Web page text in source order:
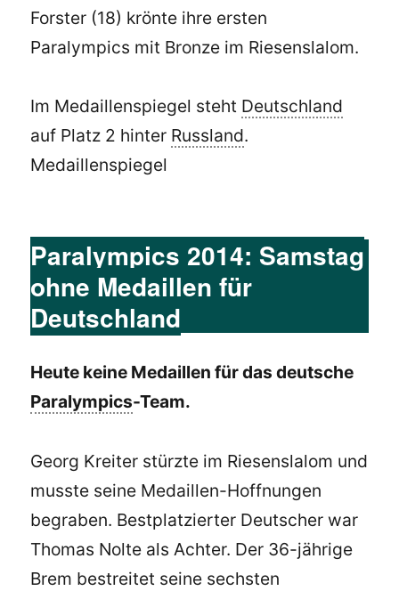
Forster (18) krönte ihre ersten
Paralympics mit Bronze im Riesenslalom.
Im Medaillenspiegel steht Deutschland
auf Platz 2 hinter Russland.
Medaillenspiegel
Paralympics 2014: Samstag
ohne Medaillen für
Deutschland
Heute keine Medaillen für das deutsche
Paralympics-Team.
Georg Kreiter stürzte im Riesenslalom und
musste seine Medaillen-Hoffnungen
begraben. Bestplatzierter Deutscher war
Thomas Nolte als Achter. Der 36-jährige
Brem bestreitet seine sechsten